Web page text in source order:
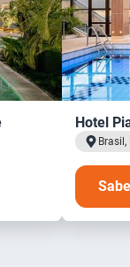
Hotel